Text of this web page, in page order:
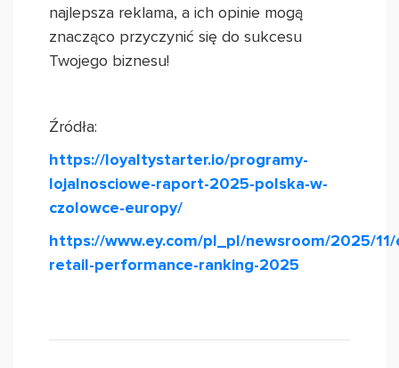
najlepsza reklama, a ich opinie mogą
znacząco przyczynić się do sukcesu
Twojego biznesu!
Źródła:
https://loyaltystarter.io/programy-
lojalnosciowe-raport-2025-polska-w-
czolowce-europy/
https://www.ey.com/pl_pl/newsroom/2025/11/
retail-performance-ranking-2025